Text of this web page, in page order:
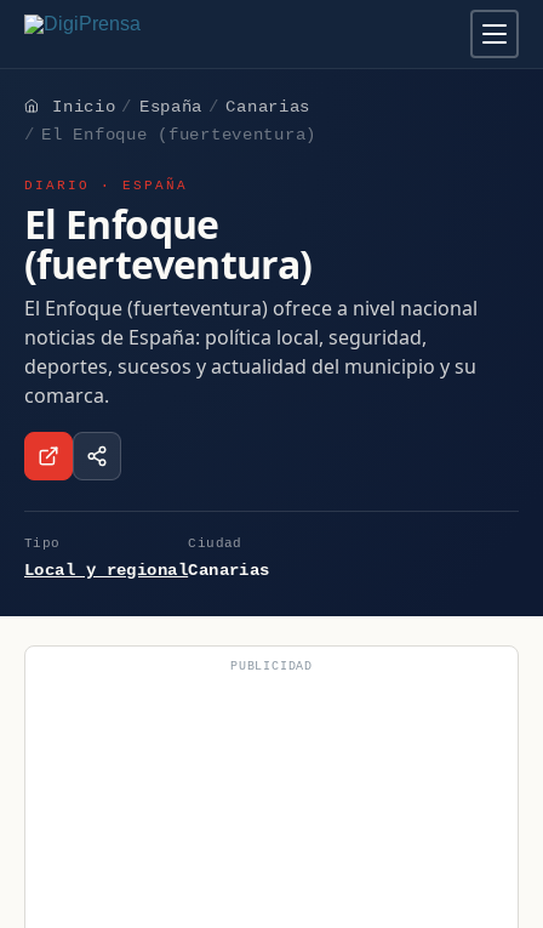
Inicio España
Canarias
El Enfoque (fuerteventura)
DIARIO · ESPAÑA
El Enfoque
(fuerteventura)
El Enfoque (fuerteventura) ofrece a nivel nacional
noticias de España: política local, seguridad,
deportes, sucesos y actualidad del municipio y su
comarca.
Tipo
Local y regional
Ciudad
Canarias
PUBLICIDAD